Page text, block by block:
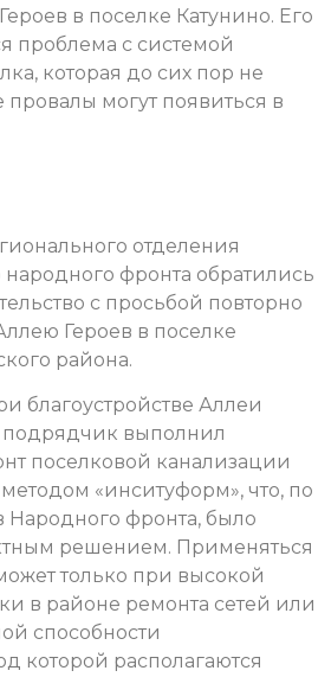
в поселке Катунино. Его
проблема с системой
которая до сих пор не
могут появиться в
отделения
фронта обратились
с просьбой повторно
Героев в поселке
района.
благоустройстве Аллеи
подрядчик выполнил
поселковой канализации
«инситуформ», что, по
Народного фронта, было
решением. Применяться
только при высокой
в районе ремонта сетей или
способности
которой располагаются